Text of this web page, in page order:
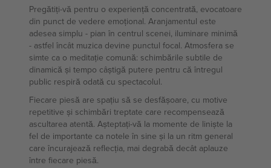
Pregătiți-vă pentru o experiență concentrată, evocatoare
din punct de vedere emoțional. Aranjamentul este
adesea simplu - pian în centrul scenei, iluminare minimă
- astfel încât muzica devine punctul focal. Atmosfera se
simte ca o meditație comună: schimbările subtile de
dinamică și tempo câștigă putere pentru că întregul
public respiră odată cu spectacolul.
Fiecare piesă are spațiu să se desfășoare, cu motive
repetitive și schimbări treptate care recompensează
ascultarea atentă. Așteptați-vă la momente de liniște la
fel de importante ca notele în sine și la un ritm general
care încurajează reflecția, mai degrabă decât aplauze
între fiecare piesă.